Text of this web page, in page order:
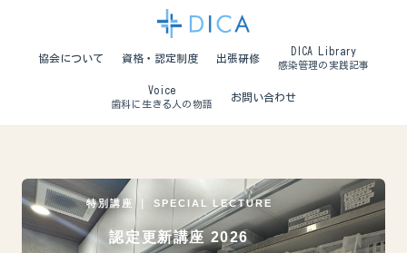
協会について 資格・認定制度 出張研修
DICA Library
感染管理の実践記事
Voice
歯科に生きる人の物語
お問い合わせ
特別講座 ｜ SPECIAL LECTURE
認定更新講座 2026